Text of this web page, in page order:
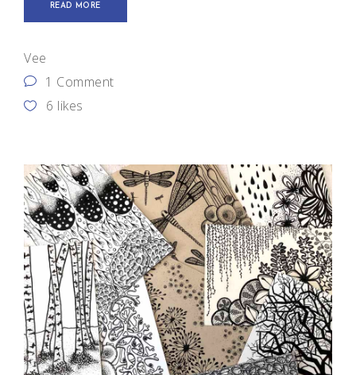
READ MORE
Vee
1 Comment
6 likes